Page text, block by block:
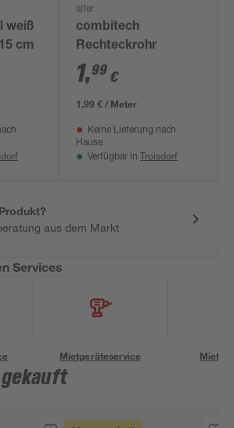
weiß
cm
alfer
combitech
Rechteckrohr
1,99 €
1,99 € / Meter
Keine Lieferung nach
Hause
Verfügbar in Troisdorf
aus dem Markt
Services
Mietgeräteservice
gekauft